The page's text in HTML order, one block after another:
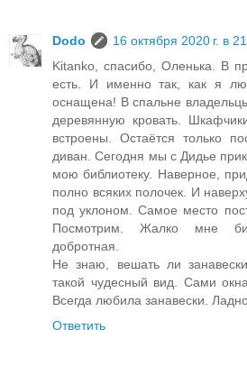
Dodo
16 октября 2020 г. в
Kitanko, спасибо, Оленька. В
есть. И именно так, как я
оснащена! В спальне
деревянную кровать.
встроены. Остаётся только
диван. Сегодня мы с Дидье
мою библиотеку. Наверное,
полно всяких полочек. И
под уклоном. Самое место
Посмотрим. Жалко мне
добротная.
Не знаю, вешать ли
такой чудесный вид. Сами
Всегда любила занавески.
Ответить